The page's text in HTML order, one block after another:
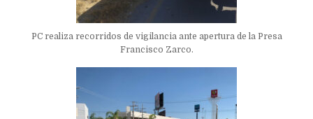
PC realiza recorridos de vigilancia ante apertura de la Presa
Francisco Zarco.